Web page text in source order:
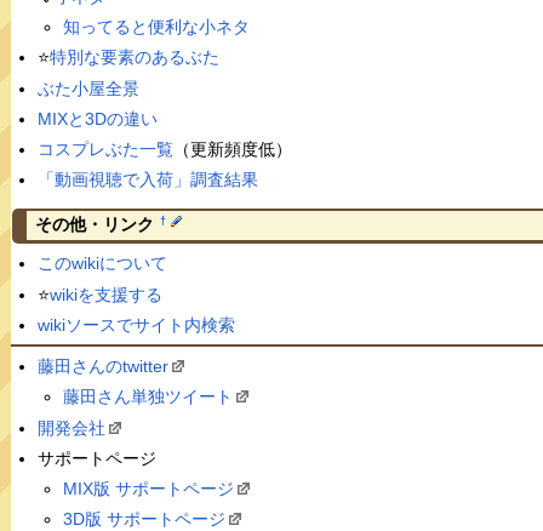
知ってると便利な小ネタ
⭐️特別な要素のあるぶた
ぶた小屋全景
MIXと3Dの違い
コスプレぶた一覧（更新頻度低）
「動画視聴で入荷」調査結果
その他・リンク †
このwikiについて
⭐️wikiを支援する
wikiソースでサイト内検索
藤田さんのtwitter
藤田さん単独ツイート
開発会社
サポートページ
MIX版 サポートページ
3D版 サポートページ